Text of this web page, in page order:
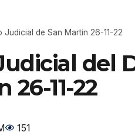
de San Martin 26-11-22
del
11-22
151